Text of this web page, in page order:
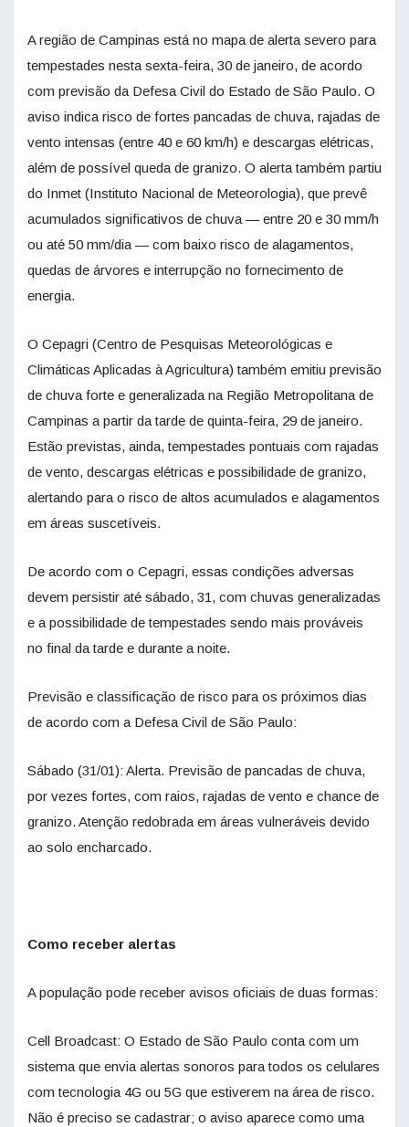
A região de Campinas está no mapa de alerta severo para
tempestades nesta sexta-feira, 30 de janeiro, de acordo
com previsão da Defesa Civil do Estado de São Paulo. O
aviso indica risco de fortes pancadas de chuva, rajadas de
vento intensas (entre 40 e 60 km/h) e descargas elétricas,
além de possível queda de granizo. O alerta também partiu
do Inmet (Instituto Nacional de Meteorologia), que prevê
acumulados significativos de chuva — entre 20 e 30 mm/h
ou até 50 mm/dia — com baixo risco de alagamentos,
quedas de árvores e interrupção no fornecimento de
energia.
O Cepagri (Centro de Pesquisas Meteorológicas e
Climáticas Aplicadas à Agricultura) também emitiu previsão
de chuva forte e generalizada na Região Metropolitana de
Campinas a partir da tarde de quinta-feira, 29 de janeiro.
Estão previstas, ainda, tempestades pontuais com rajadas
de vento, descargas elétricas e possibilidade de granizo,
alertando para o risco de altos acumulados e alagamentos
em áreas suscetíveis.
De acordo com o Cepagri, essas condições adversas
devem persistir até sábado, 31, com chuvas generalizadas
e a possibilidade de tempestades sendo mais prováveis
no final da tarde e durante a noite.
Previsão e classificação de risco para os próximos dias
de acordo com a Defesa Civil de São Paulo:
Sábado (31/01): Alerta. Previsão de pancadas de chuva,
por vezes fortes, com raios, rajadas de vento e chance de
granizo. Atenção redobrada em áreas vulneráveis devido
ao solo encharcado.
Como receber alertas
A população pode receber avisos oficiais de duas formas:
Cell Broadcast: O Estado de São Paulo conta com um
sistema que envia alertas sonoros para todos os celulares
com tecnologia 4G ou 5G que estiverem na área de risco.
Não é preciso se cadastrar; o aviso aparece como uma